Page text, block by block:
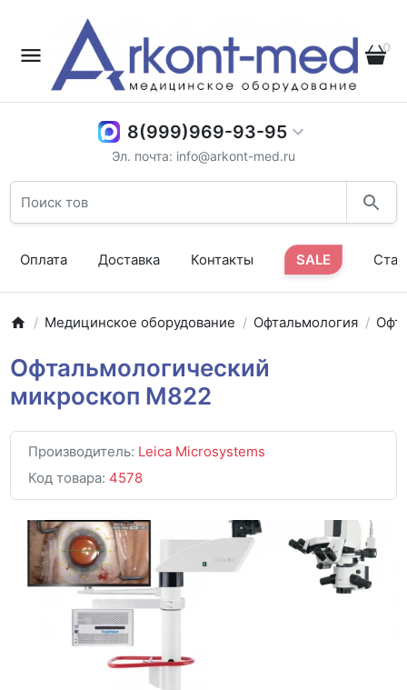
0
8(999)969-93-95
Эл. почта: info@arkont-med.ru
Оплата Доставка Контакты SALE
Медицинское оборудование Офтальмология
Офтальмологический
микроскоп M822
Производитель: Leica Microsystems
Код товара: 4578